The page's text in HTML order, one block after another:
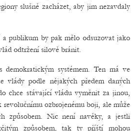
slušně zacházet, aby jim nezavdaly
a publikum by pak mělo odsuzovat jako
odtržení silově bránit.
demokratickým systémem. Ten má ve
vlády podle nějakých předem daných
chce stávající vládu vyměnit za jinou,
revolučnímu ozbrojenému boji, ale může
způsobem. Nic není navěky, a jestli
způsobem, tak ty příští mohou